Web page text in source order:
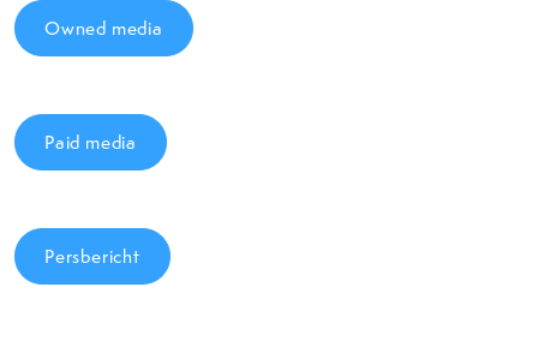
Owned media
Paid media
Persbericht